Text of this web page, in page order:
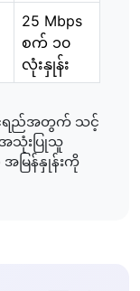
25 Mbps
စက် ၁၀
လုံးနှုန်း
င်ရည်အတွက် သင့်
သုံးပြုသူ
မြန်နှုန်းကို